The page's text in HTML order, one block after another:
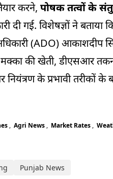
करने, पोषक तत्वों के
दी गई. विशेषज्ञों ने
(ADO) आकाशदीप
मक्का की खेती, डीएसआर
के प्रभावी तरीकों के
, Agri News , Market Rates ,
Punjab News